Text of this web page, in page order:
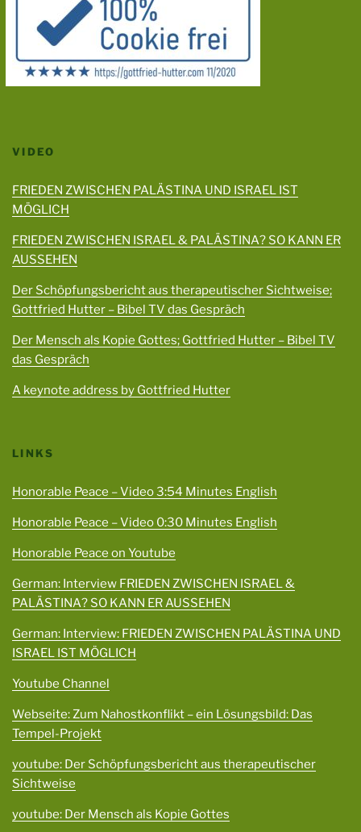
VIDEO
FRIEDEN ZWISCHEN PALÄSTINA UND ISRAEL IST
MÖGLICH
FRIEDEN ZWISCHEN ISRAEL & PALÄSTINA? SO KANN ER
AUSSEHEN
Der Schöpfungsbericht aus therapeutischer Sichtweise;
Gottfried Hutter – Bibel TV das Gespräch
Der Mensch als Kopie Gottes; Gottfried Hutter – Bibel TV
das Gespräch
A keynote address by Gottfried Hutter
LINKS
Honorable Peace – Video 3:54 Minutes English
Honorable Peace – Video 0:30 Minutes English
Honorable Peace on Youtube
German: Interview FRIEDEN ZWISCHEN ISRAEL &
PALÄSTINA? SO KANN ER AUSSEHEN
German: Interview: FRIEDEN ZWISCHEN PALÄSTINA UND
ISRAEL IST MÖGLICH
Youtube Channel
Webseite: Zum Nahostkonflikt – ein Lösungsbild: Das
Tempel-Projekt
youtube: Der Schöpfungsbericht aus therapeutischer
Sichtweise
youtube: Der Mensch als Kopie Gottes